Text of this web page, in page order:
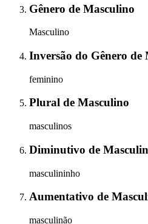
Gênero de Masculino
Masculino
Inversão do Gênero de
feminino
Plural de Masculino
masculinos
Diminutivo de
masculininho
Aumentativo de
masculinão